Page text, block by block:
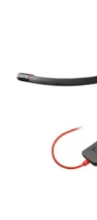
Click to enlarge